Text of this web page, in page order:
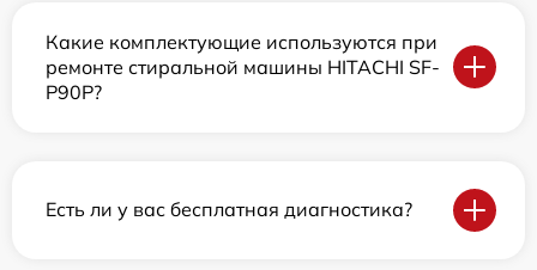
Какие комплектующие используются при
ремонте стиральной машины HITACHI SF-
P90P?
Есть ли у вас бесплатная диагностика?